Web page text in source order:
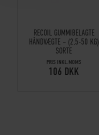
RECOIL GUMMIBELAGTE
HÅNDVÆGTE – (2,5-50 KG)
SORTE
PRIS INKL.MOMS
106 DKK